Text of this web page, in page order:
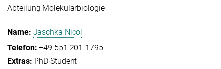
Abteilung Molekularbiologie
Jaschka Nicol
+49 551 201-1795
PhD Student